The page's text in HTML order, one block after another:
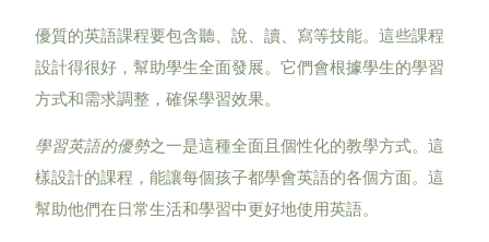
優質的英語課程要包含聽、說、讀、寫等技能。這些課程
設計得很好，幫助學生全面發展。它們會根據學生的學習
方式和需求調整，確保學習效果。
學習英語的優勢之一是這種全面且個性化的教學方式。這
樣設計的課程，能讓每個孩子都學會英語的各個方面。這
幫助他們在日常生活和學習中更好地使用英語。